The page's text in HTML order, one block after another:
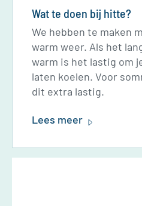
Wat te doen bij hitte?
We hebben te maken
warm weer. Als het
warm is het lastig om
laten koelen. Voor
dit extra lastig.
Lees meer